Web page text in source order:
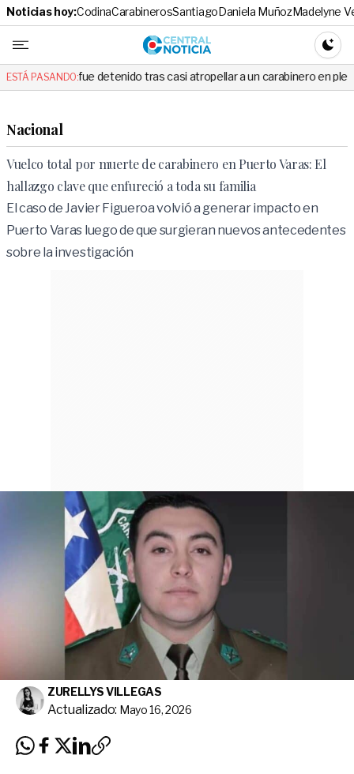
Noticias hoy:CodinaCarabinerosSantiagoDaniela MuñozMadelyne
Central
ESTÁ PASANDO:
detenido tras casi atropellar a un carabinero en plena fiscalización
Nacional
Vuelco total por muerte de carabinero en Puerto Varas: El
hallazgo clave que enfureció a toda su familia
El caso de Javier Figueroa volvió a generar impacto en
Puerto Varas luego de que surgieran nuevos antecedentes
sobre la investigación
ZURELLYS VILLEGAS
Actualizado: Mayo 16, 2026